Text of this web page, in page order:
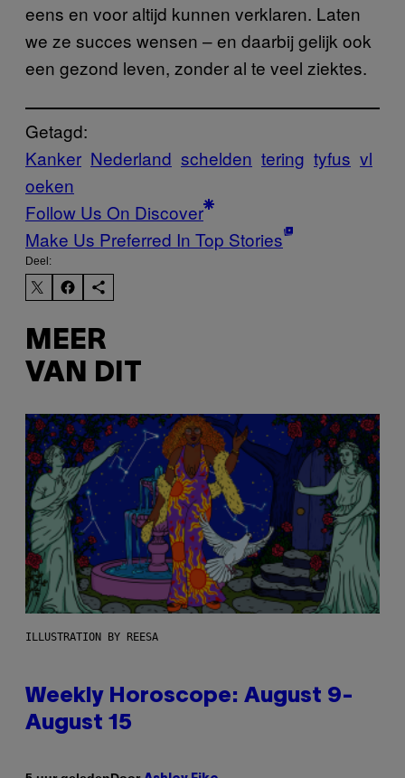
eens en voor altijd kunnen verklaren. Laten
we ze succes wensen – en daarbij gelijk ook
een gezond leven, zonder al te veel ziektes.
Getagd:
Kanker Nederland schelden tering tyfus vl
oeken
Follow Us On Discover
Make Us Preferred In Top Stories
Deel:
MEER
VAN DIT
ILLUSTRATION BY REESA
Weekly Horoscope: August 9-
August 15